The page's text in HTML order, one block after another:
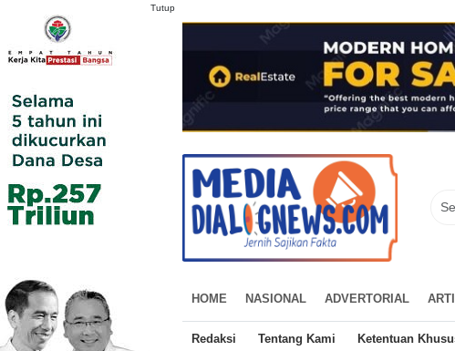
HOME NASIONAL ADVERTORIAL
Redaksi Tentang Kami Ketentuan
Tutup